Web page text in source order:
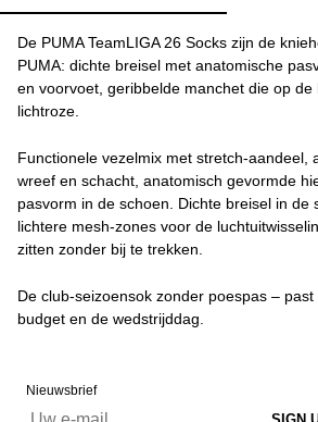
De PUMA TeamLIGA 26 Socks zijn de
PUMA: dichte breisel met anatomische
en voorvoet, geribbelde manchet die op de
lichtroze.
Functionele vezelmix met stretch-aandeel,
wreef en schacht, anatomisch gevormde
pasvorm in de schoen. Dichte breisel in de
lichtere mesh-zones voor de
zitten zonder bij te trekken.
De club-seizoensok zonder poespas –
budget en de wedstrijddag.
Nieuwsbrief